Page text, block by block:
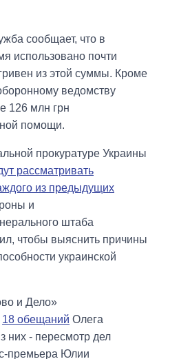
сообщает, что в
использовано почти
из этой суммы. Кроме
ведомству
126 млн грн
помощи.
прокуратуре Украины
рассматривать
из предыдущих
и
штаба
чтобы выяснить причины
украинской
и Дело»
18 обещаний Олега
них - пересмотр дел
премьера Юлии